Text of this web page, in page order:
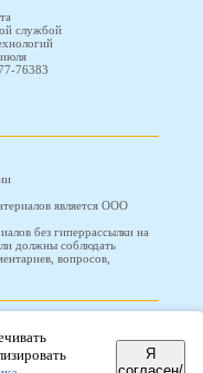
службой
76383
является ООО
без гиперрассылки на
должны соблюдать
вопросов,
Я
согласен/